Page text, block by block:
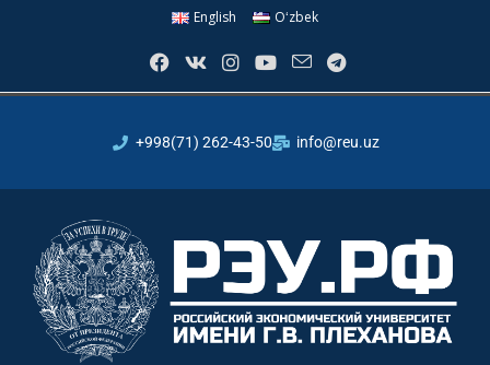
English Oʻzbek
+998(71) 262-43-50 info@reu.uz